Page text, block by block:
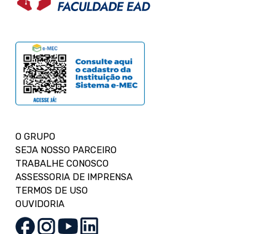
O GRUPO
SEJA NOSSO PARCEIRO
TRABALHE CONOSCO
ASSESSORIA DE IMPRENSA
TERMOS DE USO
OUVIDORIA